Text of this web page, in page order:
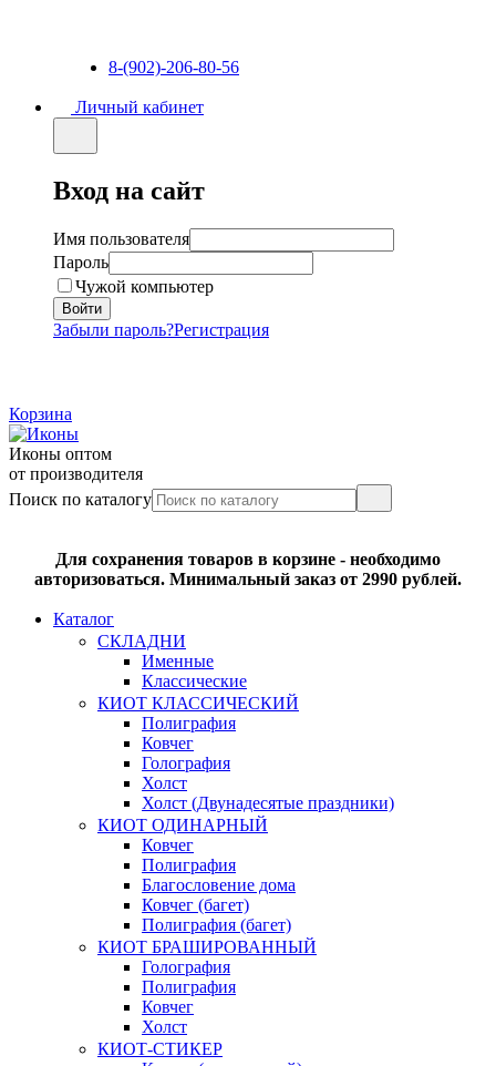
8-(902)-206-80-56
Личный кабинет
Вход на сайт
Имя пользователя
Пароль
Чужой компьютер
Забыли пароль?Регистрация
Корзина
Иконы оптом
от производителя
Поиск по каталогу
Для сохранения товаров в корзине - необходимо
авторизоваться. Минимальный заказ от 2990 рублей.
Каталог
СКЛАДНИ
Именные
Классические
КИОТ КЛАССИЧЕСКИЙ
Полиграфия
Ковчег
Голография
Холст
Холст (Двунадесятые праздники)
КИОТ ОДИНАРНЫЙ
Ковчег
Полиграфия
Благословение дома
Ковчег (багет)
Полиграфия (багет)
КИОТ БРАШИРОВАННЫЙ
Голография
Полиграфия
Ковчег
Холст
КИОТ-СТИКЕР